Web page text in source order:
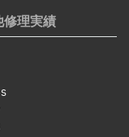
理実績